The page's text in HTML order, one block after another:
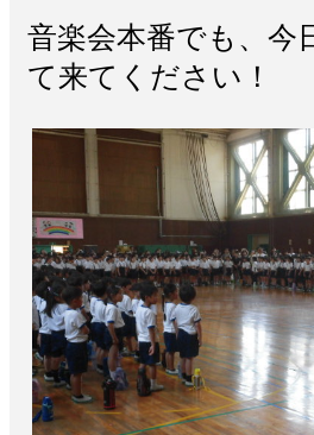
音楽会本番でも、今
て来てください！